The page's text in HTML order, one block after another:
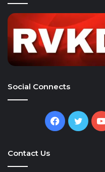
Social Connects
Facebook
Contact Us